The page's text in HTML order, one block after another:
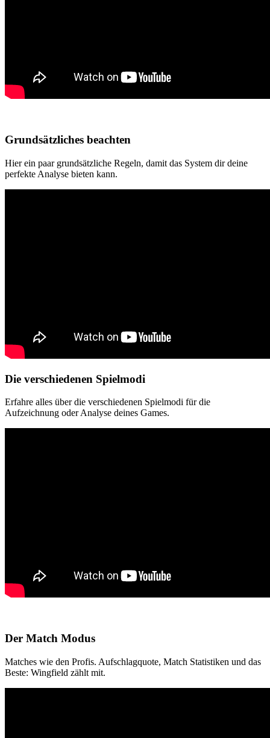
Grundsätzliches beachten
Hier ein paar grundsätzliche Regeln, damit das System dir deine
perfekte Analyse bieten kann.
Die verschiedenen Spielmodi
Erfahre alles über die verschiedenen Spielmodi für die
Aufzeichnung oder Analyse deines Games.
Der Match Modus
Matches wie den Profis. Aufschlagquote, Match Statistiken und das
Beste: Wingfield zählt mit.